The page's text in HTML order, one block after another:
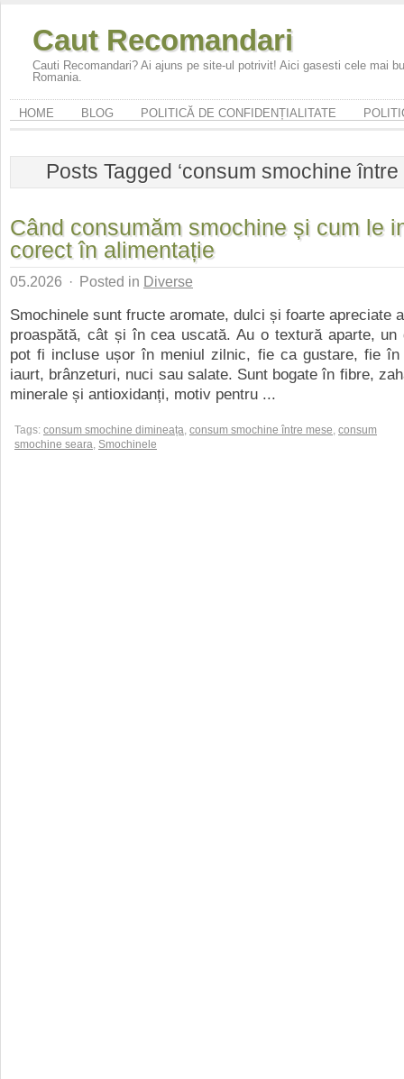
Caut Recomandari
Cauti Recomandari? Ai ajuns pe site-ul potrivit! Aici gasesti cele mai
Romania.
HOME BLOG POLITICĂ DE CONFIDENȚIALITATE
Posts Tagged ‘consum smochine între
Când consumăm smochine și cum le
corect în alimentație
05.2026 · Posted in Diverse
Smochinele sunt fructe aromate, dulci și foarte apreciate
proaspătă, cât și în cea uscată. Au o textură aparte,
pot fi incluse ușor în meniul zilnic, fie ca gustare, fie în
iaurt, brânzeturi, nuci sau salate. Sunt bogate în fibre,
minerale și antioxidanți, motiv pentru ...
Tags: consum smochine dimineața, consum smochine între mese, consum
smochine seara, Smochinele